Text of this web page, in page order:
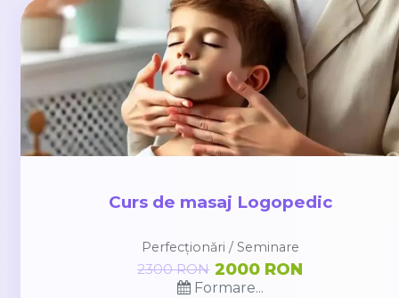
Curs de masaj Logopedic
Perfecționări / Seminare
Formare...
2300 RON 2000 RON